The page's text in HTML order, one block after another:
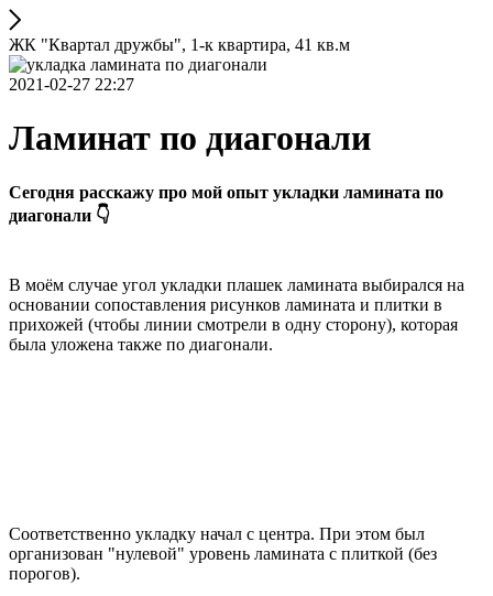
ЖК "Квартал дружбы", 1-к квартира, 41 кв.м
2021-02-27 22:27
Ламинат по диагонали
Сегодня расскажу про мой опыт укладки ламината по
диагонали 👇
В моём случае угол укладки плашек ламината выбирался на
основании сопоставления рисунков ламината и плитки в
прихожей (чтобы линии смотрели в одну сторону), которая
была уложена также по диагонали.
Соответственно укладку начал с центра. При этом был
организован "нулевой" уровень ламината с плиткой (без
порогов).